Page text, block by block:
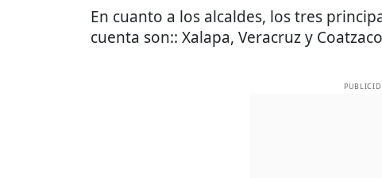
En cuanto a los alcaldes, los tres
cuenta son:: Xalapa, Veracruz y